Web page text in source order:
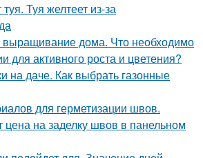
Туя желтеет из-за
выращивание дома. Что необходимо
для активного роста и цветения?
на даче. Как выбрать газонные
для герметизации швов.
цена на заделку швов в панельном